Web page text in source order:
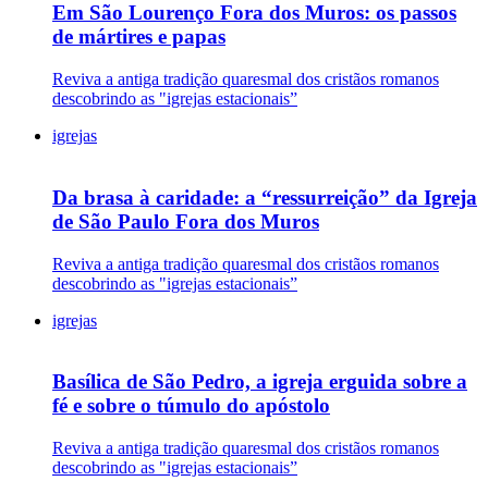
Em São Lourenço Fora dos Muros: os passos
de mártires e papas
Reviva a antiga tradição quaresmal dos cristãos romanos
descobrindo as "igrejas estacionais”
igrejas
Da brasa à caridade: a “ressurreição” da Igreja
de São Paulo Fora dos Muros
Reviva a antiga tradição quaresmal dos cristãos romanos
descobrindo as "igrejas estacionais”
igrejas
Basílica de São Pedro, a igreja erguida sobre a
fé e sobre o túmulo do apóstolo
Reviva a antiga tradição quaresmal dos cristãos romanos
descobrindo as "igrejas estacionais”